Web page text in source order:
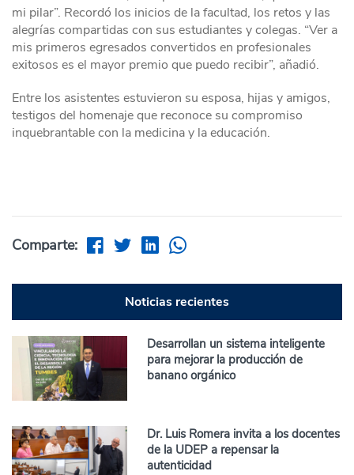
mi pilar”. Recordó los inicios de la facultad, los retos y las
alegrías compartidas con sus estudiantes y colegas. “Ver a
mis primeros egresados convertidos en profesionales
exitosos es el mayor premio que puedo recibir”, añadió.
Entre los asistentes estuvieron su esposa, hijas y amigos,
testigos del homenaje que reconoce su compromiso
inquebrantable con la medicina y la educación.
Comparte:
Noticias recientes
Desarrollan un sistema inteligente
para mejorar la producción de
banano orgánico
Dr. Luis Romera invita a los docentes
de la UDEP a repensar la
autenticidad